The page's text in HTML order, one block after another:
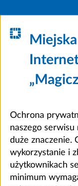
Ochrona
naszego serwisu
duże znaczenie.
wykorzystanie i
użytkownikach
minimum